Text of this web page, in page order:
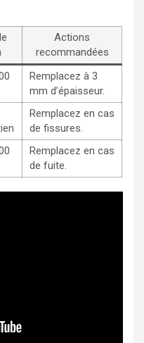
Actions
recommandées
Remplacez à 3
mm d’épaisseur.
Remplacez en cas
de fissures.
Remplacez en cas
de fuite.